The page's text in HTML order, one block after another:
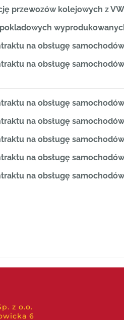
przewozów kolejowych z
na obsługę
na obsługę
na obsługę
na obsługę
na obsługę
na obsługę
na obsługę
z o.o.
6